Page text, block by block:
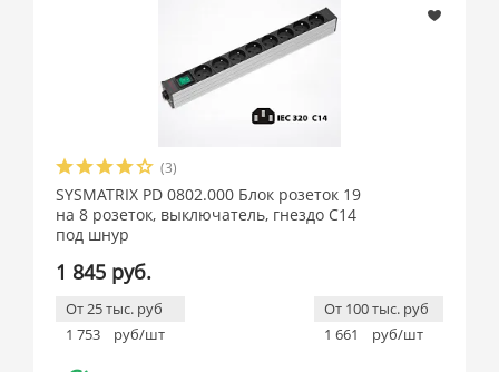
(3)
SYSMATRIX PD 0802.000 Блок розеток 19
на 8 розеток, выключатель, гнездо C14
под шнур
1 845 руб.
От 25 тыс. руб
1 753
руб/шт
От 100 тыс. руб
1 661
руб/шт